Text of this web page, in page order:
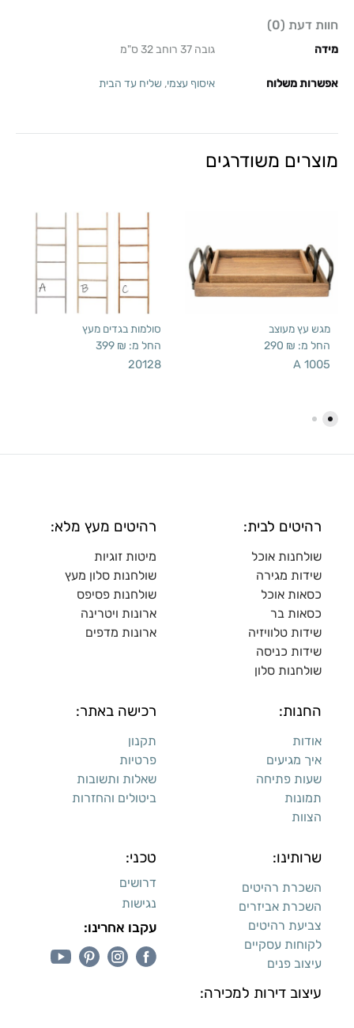
חוות דעת (0)
מידה גובה 37 רוחב 32 ס"מ
אפשרות משלוח איסוף עצמי, שליח עד הבית
מוצרים משודרגים
מגש עץ מעוצב
החל מ: 290 ₪
A 1005
סולמות בגדים מעץ
החל מ: 399 ₪
20128
רהיטים לבית:
שולחנות אוכל
שידות מגירה
כסאות אוכל
כסאות בר
שידות טלוויזיה
שידות כניסה
שולחנות סלון
רהיטים מעץ מלא:
מיטות זוגיות
שולחנות סלון מעץ
שולחנות פסיפס
ארונות ויטרינה
ארונות מדפים
החנות:
אודות
איך מגיעים
שעות פתיחה
תמונות
הצוות
רכישה באתר:
תקנון
פרטיות
שאלות ותשובות
ביטולים והחזרות
שרותינו:
השכרת רהיטים
השכרת אביזרים
צביעת רהיטים
לקוחות עסקיים
עיצוב פנים
עיצוב דירות למכירה:
טכני:
דרושים
נגישות
עקבו אחרינו: